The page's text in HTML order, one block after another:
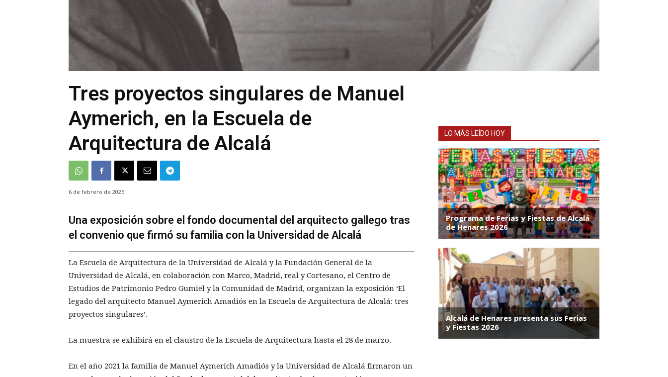
Tres proyectos singulares de Manuel
Aymerich, en la Escuela de
Arquitectura de Alcalá
6 de febrero de 2025
Una exposición sobre el fondo documental del arquitecto gallego tras
el convenio que firmó su familia con la Universidad de Alcalá
La Escuela de Arquitectura de la Universidad de Alcalá y la Fundación General de la
Universidad de Alcalá, en colaboración con Marco, Madrid, real y Cortesano, el Centro de
Estudios de Patrimonio Pedro Gumiel y la Comunidad de Madrid, organizan la exposición ‘El
legado del arquitecto Manuel Aymerich Amadiós en la Escuela de Arquitectura de Alcalá: tres
proyectos singulares’.
La muestra se exhibirá en el claustro de la Escuela de Arquitectura hasta el 28 de marzo.
En el año 2021 la familia de Manuel Aymerich Amadiós y la Universidad de Alcalá firmaron un
LO MÁS LEÍDO HOY